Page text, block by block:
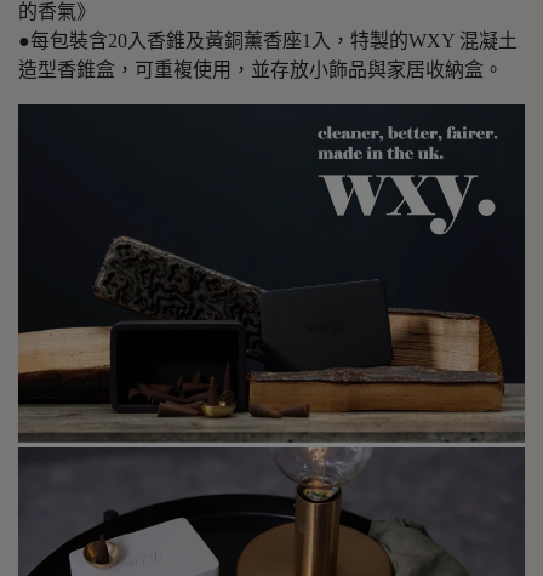
的香氣》
●每包裝含20入香錐及黃銅薰香座1入，特製的WXY 混凝土
造型香錐盒，可重複使用，並存放小飾品與家居收納盒。